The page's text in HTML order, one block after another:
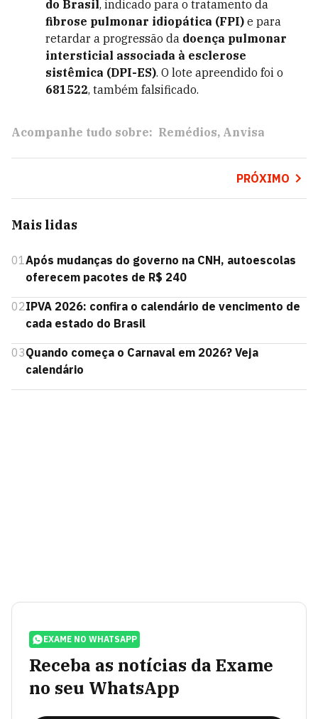
do Brasil, indicado para o tratamento da
fibrose pulmonar idiopática (FPI) e para
retardar a progressão da doença pulmonar
intersticial associada à esclerose
sistêmica (DPI-ES). O lote apreendido foi o
681522, também falsificado.
Acompanhe tudo sobre: Remédios Anvisa
PRÓXIMO
Mais lidas
01Após mudanças do governo na CNH, autoescolas
oferecem pacotes de R$ 240
02IPVA 2026: confira o calendário de vencimento de
cada estado do Brasil
03Quando começa o Carnaval em 2026? Veja
calendário
EXAME NO WHATSAPP
Receba as notícias da Exame
no seu WhatsApp